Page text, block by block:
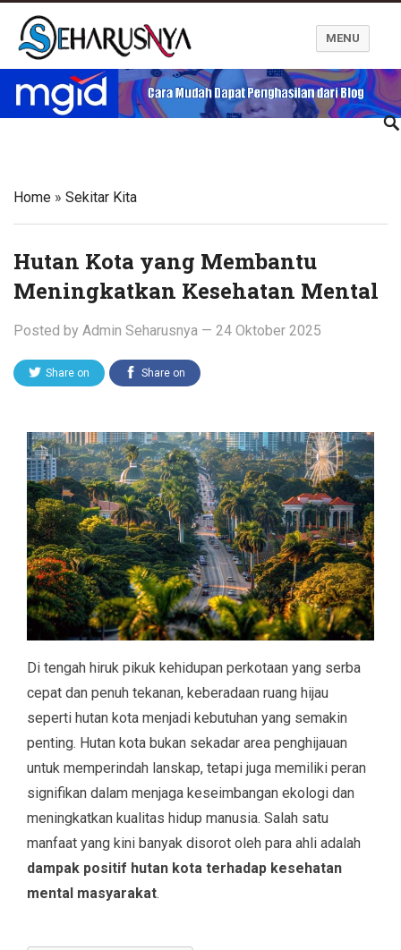
Blog Seharusnya
MENU
Home » Sekitar Kita
Hutan Kota yang Membantu
Meningkatkan Kesehatan Mental
Posted by Admin Seharusnya — 24 Oktober 2025
Share on Share on
Di tengah hiruk pikuk kehidupan perkotaan yang serba
cepat dan penuh tekanan, keberadaan ruang hijau
seperti hutan kota menjadi kebutuhan yang semakin
penting. Hutan kota bukan sekadar area penghijauan
untuk memperindah lanskap, tetapi juga memiliki peran
signifikan dalam menjaga keseimbangan ekologi dan
meningkatkan kualitas hidup manusia. Salah satu
manfaat yang kini banyak disorot oleh para ahli adalah
dampak positif hutan kota terhadap kesehatan
mental masyarakat.